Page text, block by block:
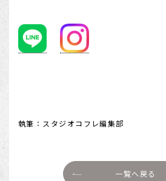
執筆：スタジオコフレ編集部
一覧へ戻る